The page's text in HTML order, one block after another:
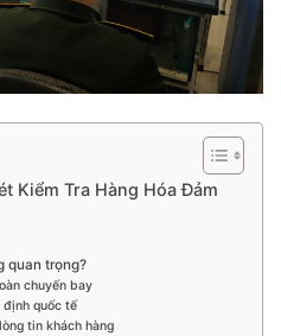
Kiểm Tra Hàng Hóa Đảm
quan trọng?
chuyến bay
định quốc tế
tin khách hàng